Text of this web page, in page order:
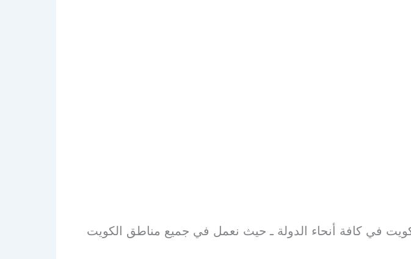
في كافة أنحاء الدولة ـ حيث نعمل في جميع مناطق الكويت